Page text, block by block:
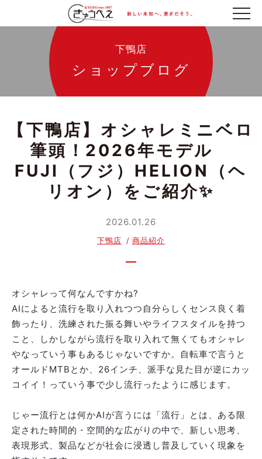
下鴨店
ショップブログ
【下鴨店】オシャレミニベロ
筆頭！2026年モデル
FUJI（フジ）HELION（ヘ
リオン）をご紹介✨
2026.01.26
下鴨店 商品紹介
オシャレって何なんですかね?
AIによると 流行を取り入れつつ自分らしくセンス良く着
飾ったり、洗練された振る舞いやライフスタイルを持つ
こと、しかしながら流行を取り入れて無くてもオシャレ
やなっていう事もあるじゃないですか。自転車で言うと
オールドMTBとか、26インチ、派手な見た目が逆にカッ
コイイ！っていう事で少し流行ったように感じます。
じゃー流行とは何かAIが言うには「流行」とは、ある限
定された時間的・空間的な広がりの中で、新しい思考、
表現形式、製品などが社会に浸透し普及していく現象を